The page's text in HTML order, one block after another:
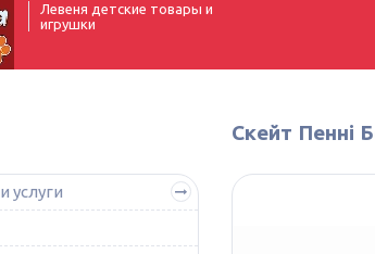
Левеня детские товары и
игрушки
Скейт Пенні
услуги